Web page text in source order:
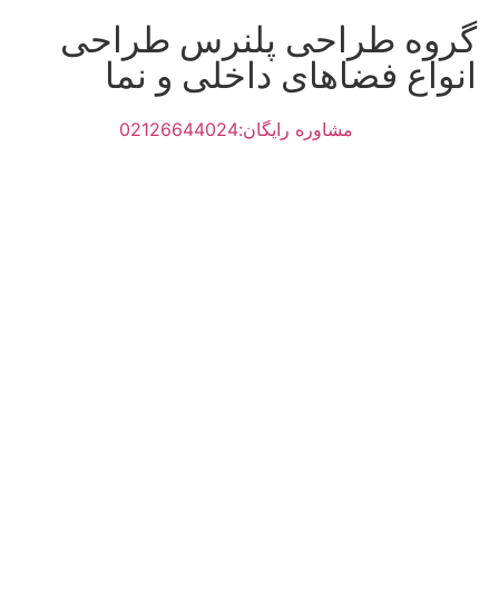
گروه طراحی پلنرس طراحی
انواع فضاهای داخلی و نما
مشاوره رایگان:02126644024